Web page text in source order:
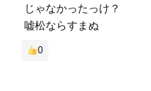
じゃなかったっけ？
嘘松ならすまぬ
0